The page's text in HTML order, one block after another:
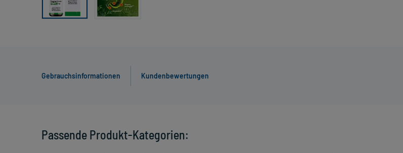
Gebrauchsinformationen Kundenbewertungen
Passende Produkt-Kategorien: